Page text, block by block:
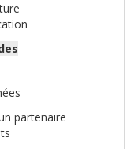
partenaire